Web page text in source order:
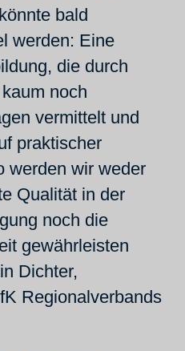
bald
werden: Eine
die durch
noch
vermittelt und
praktischer
werden wir weder
Qualität in der
noch die
gewährleisten
Dichter,
Regionalverbands